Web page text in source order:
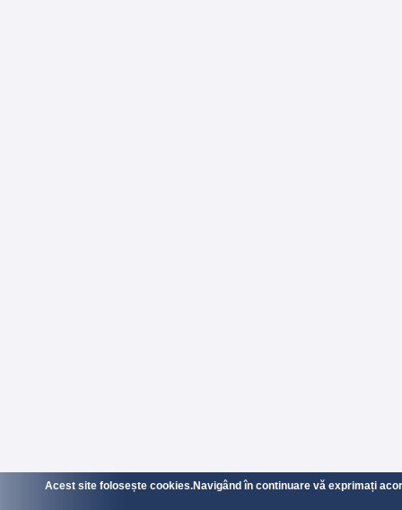
Acest site folosește cookies.Navigând în continuare vă exprimați